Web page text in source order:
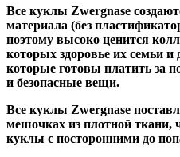
Все куклы Zwergnase
материала (без
поэтому высоко ценится
которых здоровье их семьи и
которые готовы платить за
и безопасные вещи.
Все куклы Zwergnase
мешочках из плотной ткани,
куклы с посторонними до